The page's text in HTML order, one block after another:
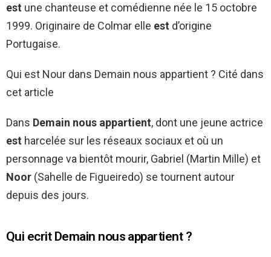
est une chanteuse et comédienne née le 15 octobre
1999. Originaire de Colmar elle est d’origine
Portugaise.
Qui est Nour dans Demain nous appartient ? Cité dans
cet article
Dans Demain nous appartient, dont une jeune actrice
est harcelée sur les réseaux sociaux et où un
personnage va bientôt mourir, Gabriel (Martin Mille) et
Noor (Sahelle de Figueiredo) se tournent autour
depuis des jours.
Qui ecrit Demain nous appartient ?